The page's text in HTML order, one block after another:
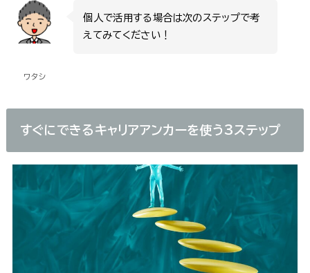
ワタシ
個人で活用する場合は次のステップで考
えてみてください！
すぐにできるキャリアアンカーを使う3ステップ